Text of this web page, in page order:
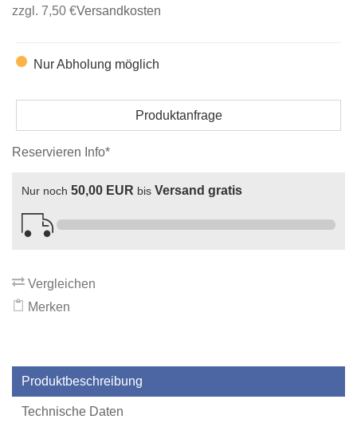
zzgl. 7,50 €Versandkosten
Nur Abholung möglich
Produktanfrage
Reservieren Info*
Nur noch 50,00 EUR bis Versand gratis
Vergleichen
Merken
Produktbeschreibung
Technische Daten